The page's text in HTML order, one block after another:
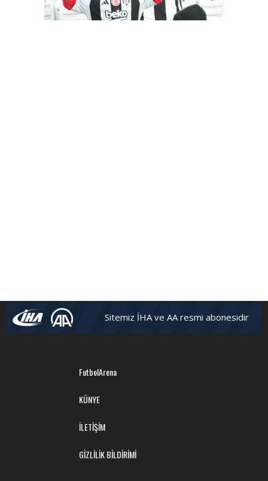
Sitemiz İHA ve AA resmi abonesidir
FutbolArena
KÜNYE
İLETİŞİM
GİZLİLİK BİLDİRİMİ